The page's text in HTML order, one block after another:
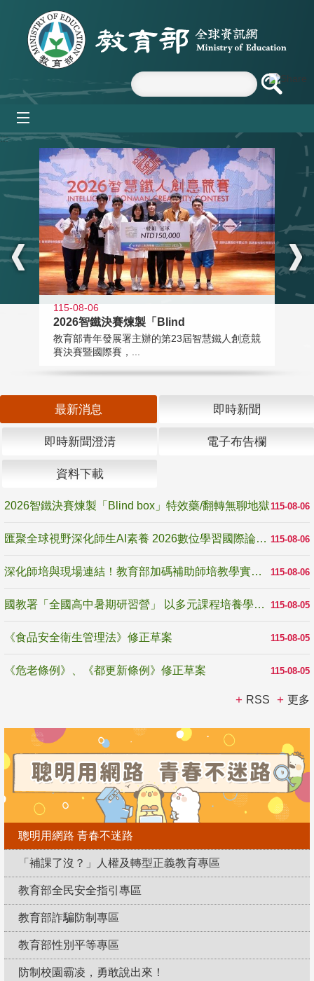
跳到主要內容區塊
:::
115-08-06
2026智鐵決賽煉製「Blind
教育部青年發展署主辦的第23屆智慧鐵人創意競
賽決賽暨國際賽，...
最新消息 即時新聞
即時新聞澄清 電子布告欄
資料下載
115-08-06
2026智鐵決賽煉製「Blind box」特效藥/翻轉無聊地獄
115-08-06
匯聚全球視野深化師生AI素養 2026數位學習國際論壇高雄登場
115-08-06
深化師培與現場連結！教育部加碼補助師培教學實踐研究 10月師培國際研討會交流教學實踐經驗
115-08-05
國教署「全國高中暑期研習營」 以多元課程培養學生瞭解誠信專業與倫理價值
115-08-05
《食品安全衛生管理法》修正草案
115-08-05
《危老條例》、《都更新條例》修正草案
RSS 更多
聰明用網路 青春不迷路
「補課了沒？」人權及轉型正義教育專區
教育部全民安全指引專區
教育部詐騙防制專區
教育部性別平等專區
防制校園霸凌，勇敢說出來！